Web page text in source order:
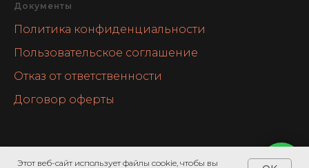
Этот веб-сайт использует файлы cookie, чтобы вы
Напишите мне
Документы
Политика конфиденциальности
Пользовательское соглашение
Отказ от ответственности
Договор оферты